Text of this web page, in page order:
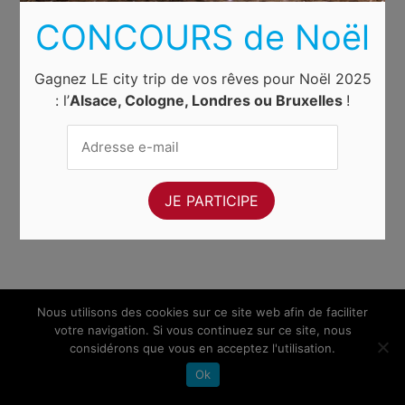
Nous utilisons des cookies sur ce site web afin de faciliter
votre navigation. Si vous continuez sur ce site, nous
considérons que vous en acceptez l'utilisation.
Ok
CONCOURS de Noël
Gagnez LE city trip de vos rêves pour Noël 2025
: l’Alsace, Cologne, Londres ou Bruxelles !